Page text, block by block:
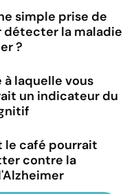
simple prise de
détecter la maladie
?
à laquelle vous
un indicateur du
le café pourrait
contre la